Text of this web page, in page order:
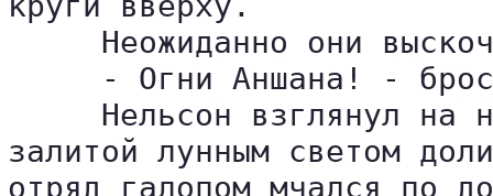
Неожиданно они
- Огни Аншана! -
Нельсон взглянул на
залитой лунным светом
отряд галопом мчался по